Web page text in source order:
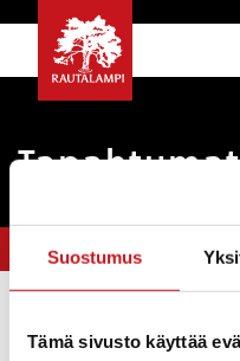
Suostumus
Tämä sivusto käyttää
Tapahtumat
Olet tässä:Etusivu